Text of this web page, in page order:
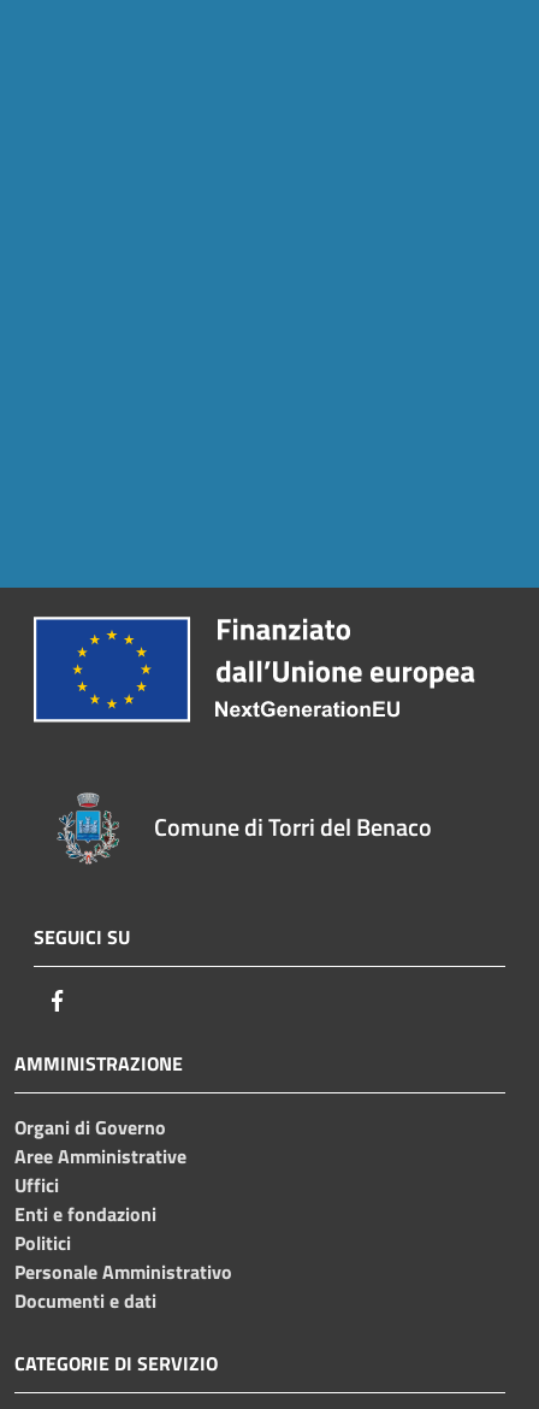
Comune di Torri del Benaco
SEGUICI SU
AMMINISTRAZIONE
Organi di Governo
Aree Amministrative
Uffici
Enti e fondazioni
Politici
Personale Amministrativo
Documenti e dati
CATEGORIE DI SERVIZIO